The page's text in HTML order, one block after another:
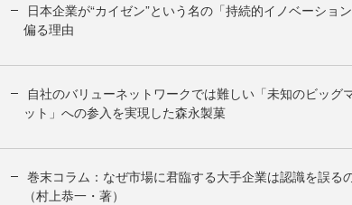
日本企業が“カイゼン”という名の「持続的イノベーショ
偏る理由
自社のバリューネットワークでは難しい「未知のビッグ
ット」への参入を実現した森永製菓
巻末コラム：なぜ市場に君臨する大手企業は認識を誤る
（村上恭一・著）